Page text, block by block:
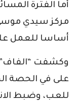
أما الفترة
مركز سيدي
أساسا للعمل
وكشفت “الفاف”
على في الحصة
للعب، وضبط